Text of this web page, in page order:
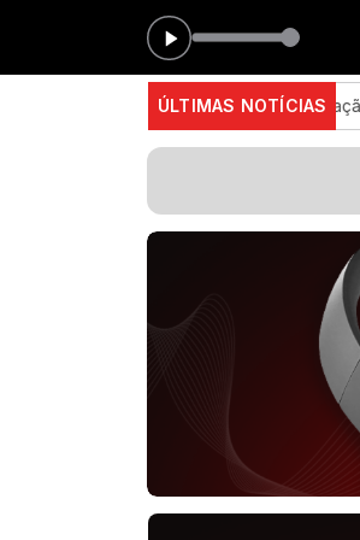
ÚLTIMAS NOTÍCIAS
alteração em sistemas eleitorais